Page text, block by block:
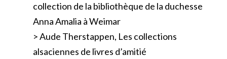
collection de la bibliothèque de la duchesse
Anna Amalia à Weimar
> Aude Therstappen, Les collections
alsaciennes de livres d’amitié